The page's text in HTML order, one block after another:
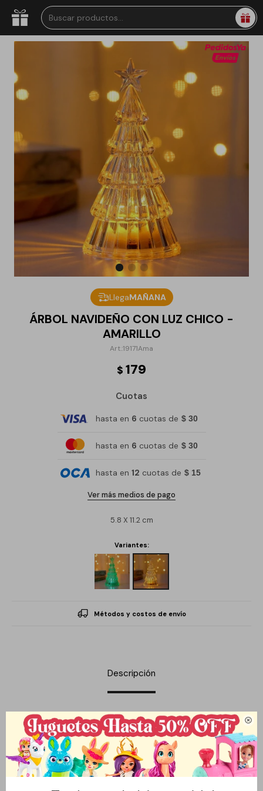

LlegaMAÑANA
ÁRBOL NAVIDEÑO CON LUZ CHICO -
AMARILLO
19171Ama
$ 179
Cuotas
hasta en 6 cuotas de $ 30
hasta en 6 cuotas de $ 30
hasta en 12 cuotas de $ 15
Ver más medios de pago
5.8 X 11.2 cm
Variantes:
Métodos y costos de envío
Descripción
Este adorno en forma de árbol de pino con luz integrada es una
opción decorativa ideal para aportar un toque festivo y luminoso
a cualquier espacio. Su tamaño compacto de 11 cm lo hace
perfecto para mesas, escritorios, repisas o como complemento
en centros de mesa y decoraciones navideñas más amplias.